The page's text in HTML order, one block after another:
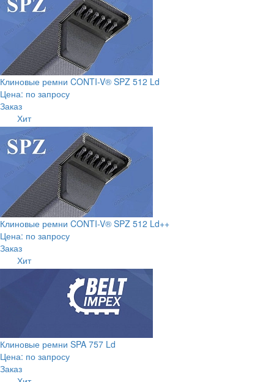
Клиновые ремни CONTI-V® SPZ 512 Ld
Цена: по запросу
Заказ
Хит
Клиновые ремни CONTI-V® SPZ 512 Ld++
Цена: по запросу
Заказ
Хит
Клиновые ремни SPA 757 Ld
Цена: по запросу
Заказ